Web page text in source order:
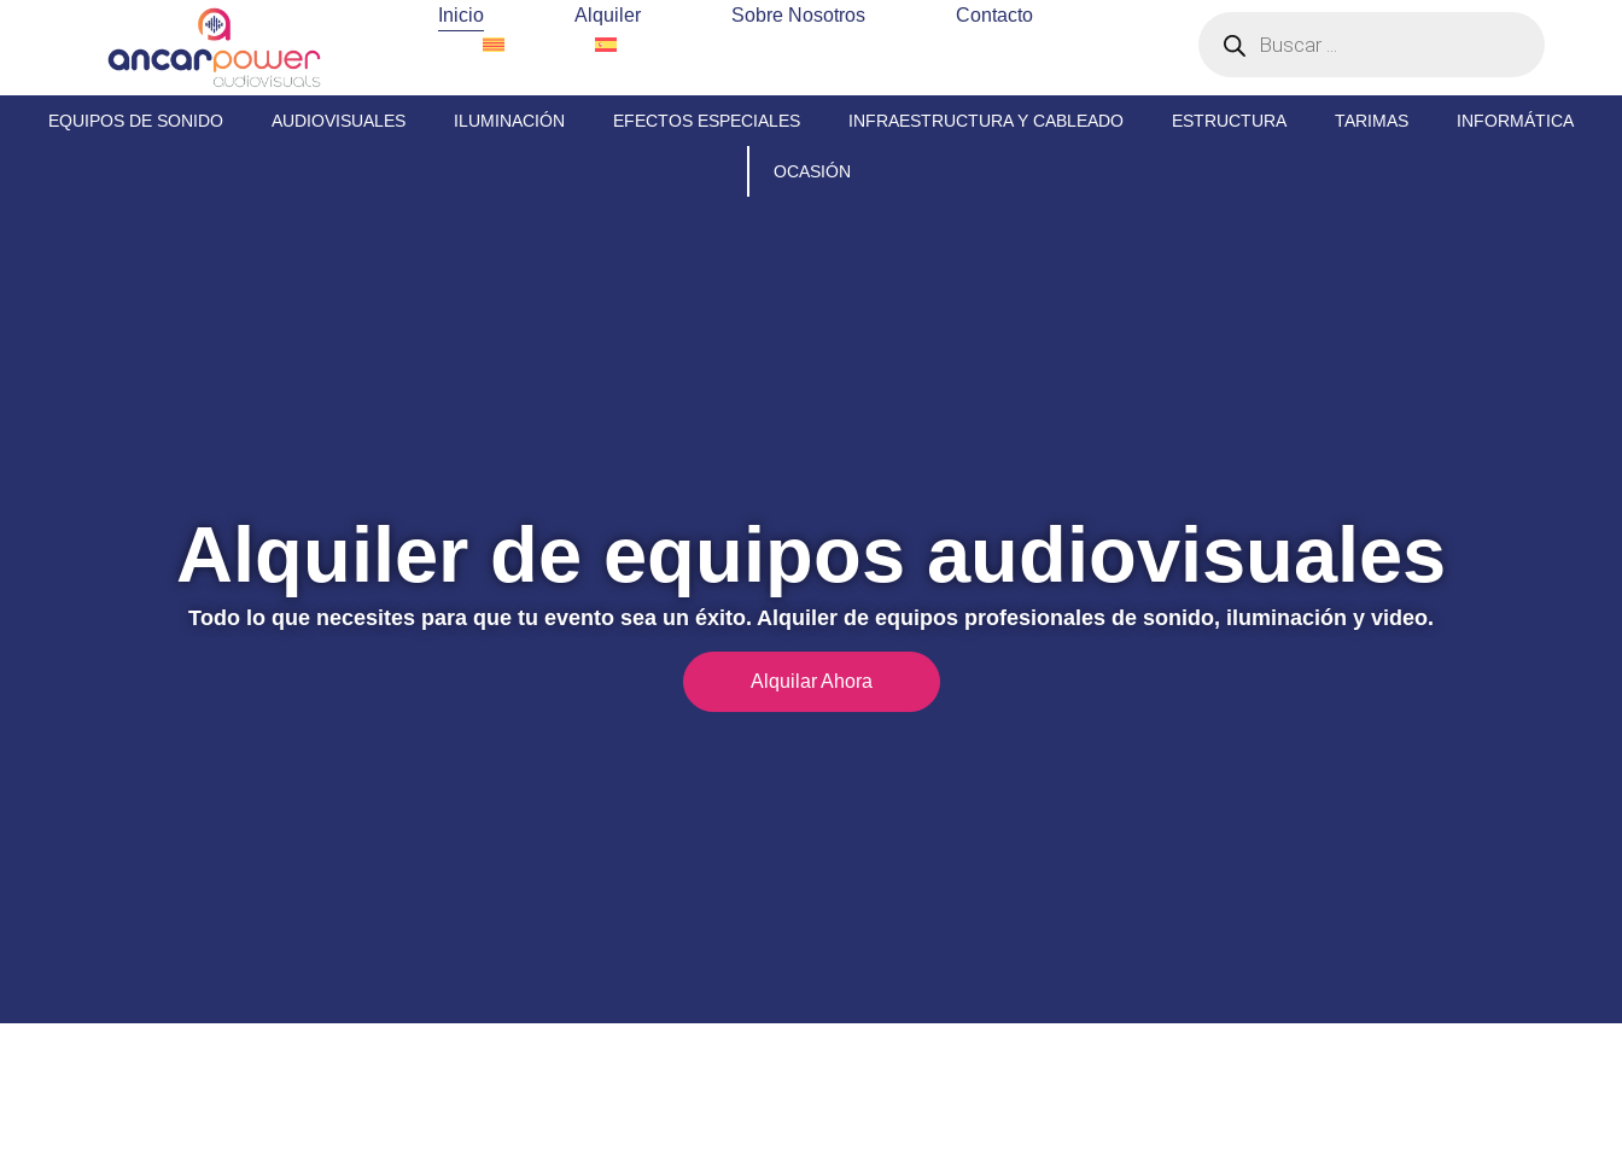
Inicio Alquiler Sobre Nosotros Contacto
EQUIPOS DE SONIDO AUDIOVISUALES ILUMINACIÓN EFECTOS ESPECIALES INFRAESTRUCTURA Y CABLEADO ESTRUCTURA TARIMAS INFORMÁTICA
OCASIÓN
Alquiler de equipos audiovisuales
Todo lo que necesites para que tu evento sea un éxito. Alquiler de equipos profesionales de sonido, iluminación y video.
Alquilar Ahora